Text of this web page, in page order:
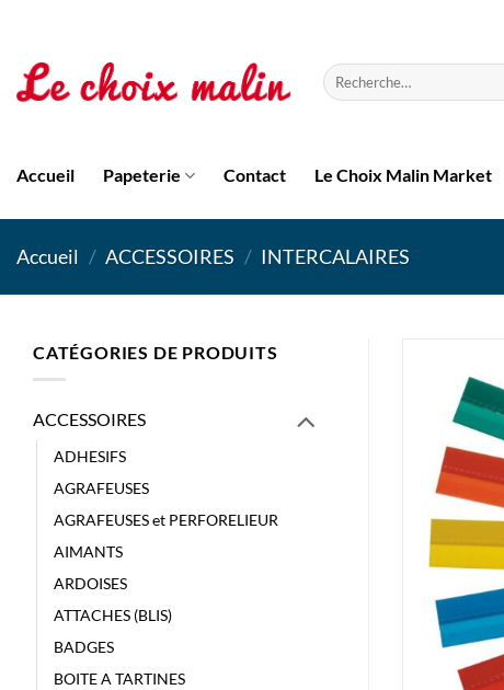
contenu
Recherche
pour :
Accueil Papeterie Contact Le Choix Malin Market
Accueil / ACCESSOIRES / INTERCALAIRES
CATÉGORIES DE PRODUITS
ACCESSOIRES
ADHESIFS
AGRAFEUSES
AGRAFEUSES et PERFORELIEUR
AIMANTS
ARDOISES
ATTACHES (BLIS)
BADGES
BOITE A TARTINES